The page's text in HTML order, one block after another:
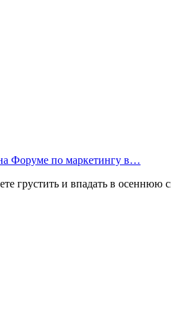
Форуме по маркетингу в…
грустить и впадать в